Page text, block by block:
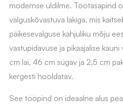
modernse üldilme. Töötasapind
valguskõvastuva lakiga, mis
päikesevalguse kahjuliku mõju
vastupidavuse ja pikaajalise
cm lai, 46 cm sügav ja 2,5 cm
kergesti hooldatav.
See tööpind on ideaalne alus